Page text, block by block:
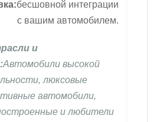
бесшовной интеграции
с вашим автомобилем.
и
Автомобили высокой
люксовые
автомобили,
и любители